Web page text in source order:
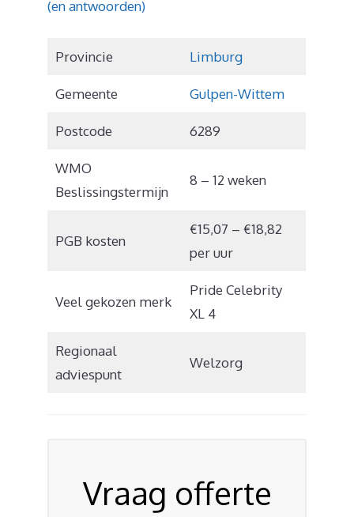
(en antwoorden)
Provincie Limburg
Gemeente Gulpen-Wittem
Postcode 6289
WMO
Beslissingstermijn
8 – 12 weken
PGB kosten
€15,07 – €18,82
per uur
Veel gekozen merk
Pride Celebrity
XL 4
Regionaal
adviespunt
Welzorg
Vraag offerte